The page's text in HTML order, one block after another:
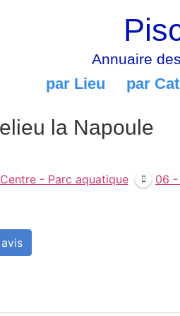
Annuaire
par Lieu par
la Napoule
Centre - Parc aquatique 06 -